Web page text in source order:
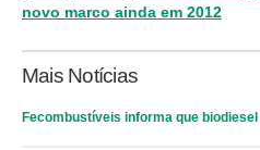
novo marco ainda em 2012
Mais Notícias
Fecombustíveis informa que